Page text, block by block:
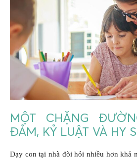
MỘT CHẶNG
ĐẢM, KỶ LUẬT VÀ HY
Dạy con tại nhà đòi hỏi nhiều hơn khả